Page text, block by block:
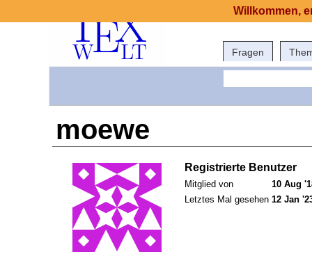
Fragen
moewe
Registrierte Benutzer
Mitglied von
10 Aug
Letztes Mal gesehen 12 Jan
Willkommen,